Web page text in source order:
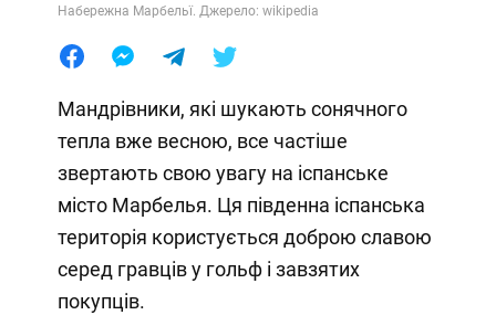
Набережна Марбельї. Джерело: wikipedia
Мандрівники, які шукають сонячного
тепла вже весною, все частіше
звертають свою увагу на іспанське
місто Марбелья. Ця південна іспанська
територія користується доброю славою
серед гравців у гольф і завзятих
покупців.